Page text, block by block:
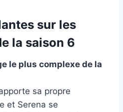
sur les
la saison 6
le plus complexe de la
sa propre
et Serena se